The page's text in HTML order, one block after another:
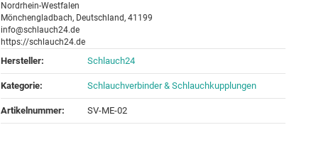
Nordrhein-Westfalen
Mönchengladbach, Deutschland, 41199
info@schlauch24.de
https://schlauch24.de
Hersteller: Schlauch24
Kategorie: Schlauchverbinder & Schlauchkupplungen
Artikelnummer: SV-ME-02